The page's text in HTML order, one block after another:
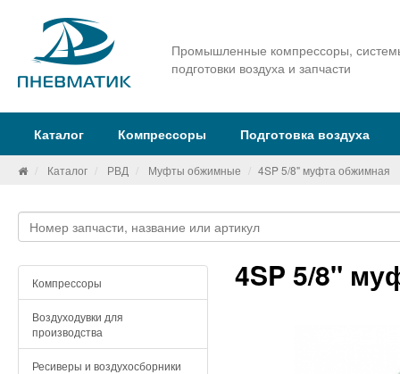
Промышленные компрессоры,
подготовки воздуха и запчасти
Каталог Компрессоры Подготовка воздуха
Каталог РВД Муфты обжимные 4SP 5/8" муфта обжимная
Компрессоры
Воздуходувки для
производства
Ресиверы и воздухосборники
4SP 5/8"